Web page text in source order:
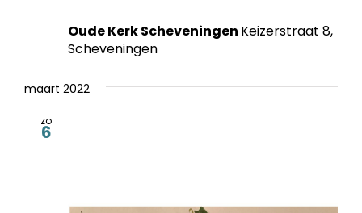
Oude Kerk Scheveningen Keizerstraat 8,
Scheveningen
maart 2022
zo
6